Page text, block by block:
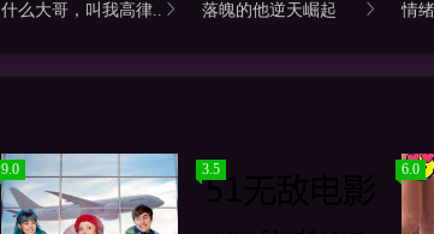
什么大哥，叫我高律.. 落魄的他逆天崛起 情
9.0 3.5 6.0